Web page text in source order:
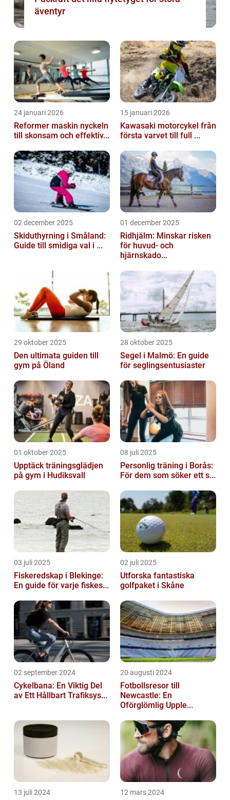
äventyr
24 januari 2026
Reformer maskin nyckeln
till skonsam och effektiv...
15 januari 2026
Kawasaki motorcykel från
första varvet till full ...
02 december 2025
Skiduthyrning i Småland:
Guide till smidiga val i ...
01 december 2025
Ridhjälm: Minskar risken
för huvud- och
hjärnskado...
29 oktober 2025
Den ultimata guiden till
gym på Öland
28 oktober 2025
Segel i Malmö: En guide
för seglingsentusiaster
01 oktober 2025
Upptäck träningsglädjen
på gym i Hudiksvall
08 juli 2025
Personlig träning i Borås:
För dem som söker ett s...
03 juli 2025
Fiskeredskap i Blekinge:
En guide för varje fiskes...
02 juli 2025
Utforska fantastiska
golfpaket i Skåne
02 september 2024
Cykelbana: En Viktig Del
av Ett Hållbart Trafiksys...
20 augusti 2024
Fotbollsresor till
Newcastle: En
Oförglömlig Upple...
13 juli 2024 12 mars 2024